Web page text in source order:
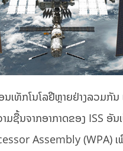
ນເທັກໂນໂລຢີຫຼາຍຢ່າງລວມ
ຊື້ນຈາກອາກາດຂອງ ISS ອັ
Assembly (WPA)